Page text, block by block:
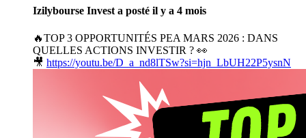
Izilybourse Invest a posté il y a 4 mois
🔥TOP 3 OPPORTUNITÉS PEA MARS 2026 : DANS
QUELLES ACTIONS INVESTIR ? 👀
🎥 https://youtu.be/D_a_nd8lTSw?si=hjn_LbUH22P5ysnN